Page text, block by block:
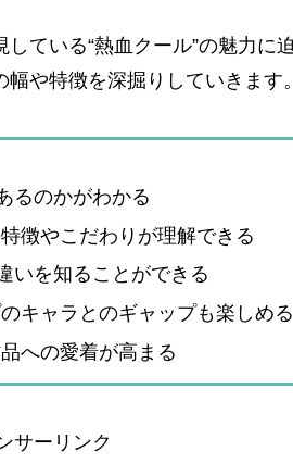
ている“熱血クール”の魅力に
や特徴を深掘りしていきます。
るのかがわかる
徴やこだわりが理解できる
いを知ることができる
キャラとのギャップも楽しめる
への愛着が高まる
サーリンク